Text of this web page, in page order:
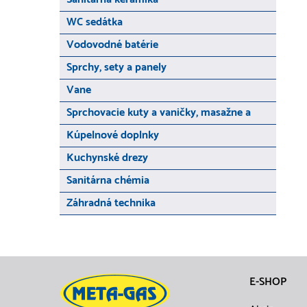
WC sedátka
Vodovodné batérie
Sprchy, sety a panely
Vane
Sprchovacie kuty a vaničky, masažne a
Kúpelnové doplnky
Kuchynské drezy
Sanitárna chémia
Záhradná technika
E-SHOP